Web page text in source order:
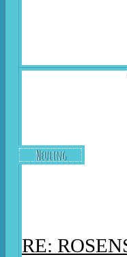
Neuling
RE: